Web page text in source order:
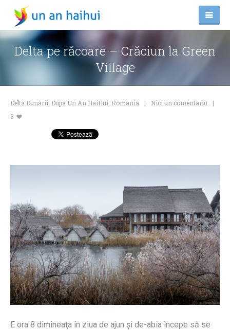
Delta pe răcoare – Crăciun la Green
Village
Delta Dunarii Dupa Un An HaiHui Romania
Nici un comentariu
3
E ora 8 dimineaţa în ziua de ajun şi de-abia începe să se